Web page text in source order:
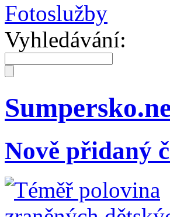
Fotoslužby
Vyhledávání:
Nově přidaný